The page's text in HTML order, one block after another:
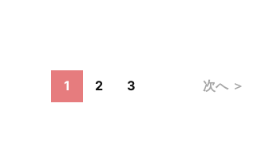
1 2 3 次へ ＞